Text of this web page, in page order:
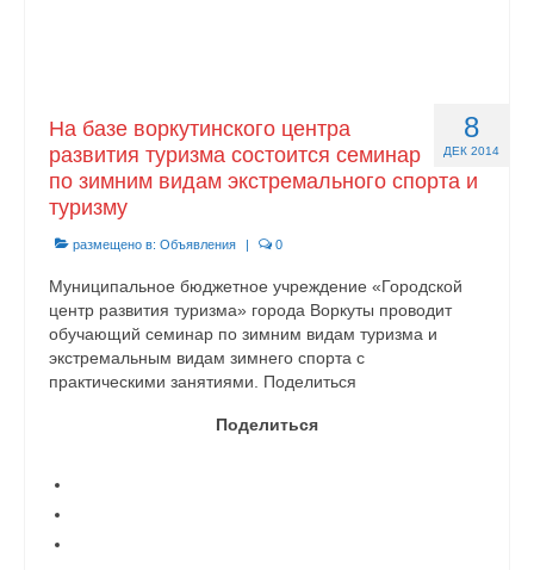
8
ДЕК 2014
На базе воркутинского центра
развития туризма состоится семинар
по зимним видам экстремального спорта и
туризму
размещено в: Объявления | 0
Муниципальное бюджетное учреждение «Городской
центр развития туризма» города Воркуты проводит
обучающий семинар по зимним видам туризма и
экстремальным видам зимнего спорта с
практическими занятиями. Поделиться
Поделиться